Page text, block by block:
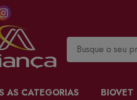
AS CATEGORIAS BIOVET